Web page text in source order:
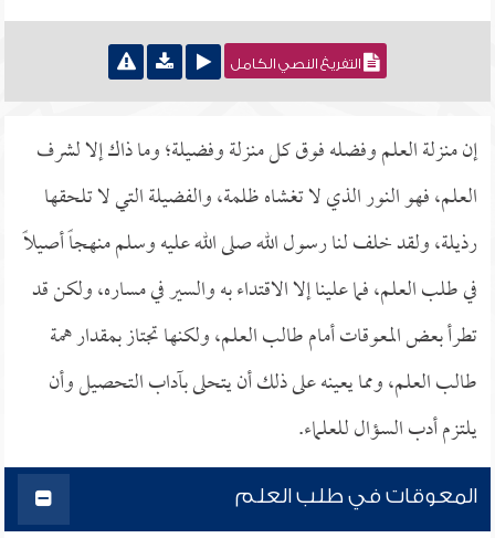
التفريغ النصي الكامل
إن منزلة العلم وفضله فوق كل منزلة وفضيلة؛ وما ذاك إلا لشرف
العلم، فهو النور الذي لا تغشاه ظلمة، والفضيلة التي لا تلحقها
رذيلة، ولقد خلف لنا رسول الله صلى الله عليه وسلم منهجاً أصيلاً
في طلب العلم، فما علينا إلا الاقتداء به والسير في مساره، ولكن قد
تطرأ بعض المعوقات أمام طالب العلم، ولكنها تجتاز بمقدار همة
طالب العلم، ومما يعينه على ذلك أن يتحلى بآداب التحصيل وأن
يلتزم أدب السؤال للعلماء.
المعوقات في طلب العلم